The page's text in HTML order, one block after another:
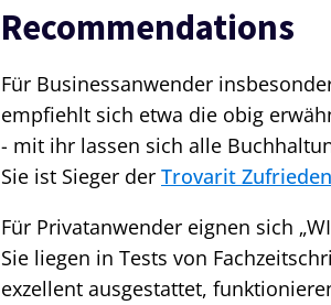
Recommendations
Für Businessanwender
empfiehlt sich etwa die obig
- mit ihr lassen sich alle
Sie ist Sieger der Trovarit
Für Privatanwender eignen sich
Sie liegen in Tests von
exzellent ausgestattet,